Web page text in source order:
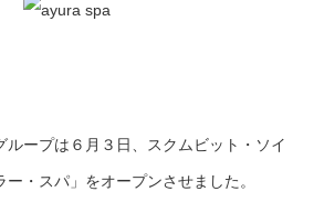
ループは６月３日、スクムビット・ソイ
・スパ」をオープンさせました。